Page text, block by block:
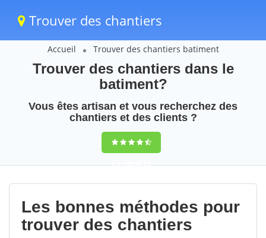
Trouver des chantiers
Accueil Trouver des chantiers batiment
Trouver des chantiers dans le
batiment?
Vous êtes artisan et vous recherchez des
chantiers et des clients ?
9,5(100%)25
votes
Les bonnes méthodes pour
trouver des chantiers